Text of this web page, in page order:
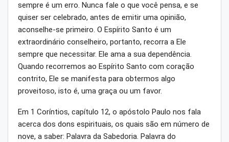
sempre é um erro. Nunca fale o que você pensa, e se
quiser ser celebrado, antes de emitir uma opinião,
aconselhe-se primeiro. O Espírito Santo é um
extraordinário conselheiro, portanto, recorra a Ele
sempre que necessitar. Ele ama a sua dependência.
Quando recorremos ao Espírito Santo com coração
contrito, Ele se manifesta para obtermos algo
proveitoso, isto é, uma graça ou um favor.
Em 1 Coríntios, capítulo 12, o apóstolo Paulo nos fala
acerca dos dons espirituais, os quais são em número de
nove, a saber: Palavra da Sabedoria. Palavra do